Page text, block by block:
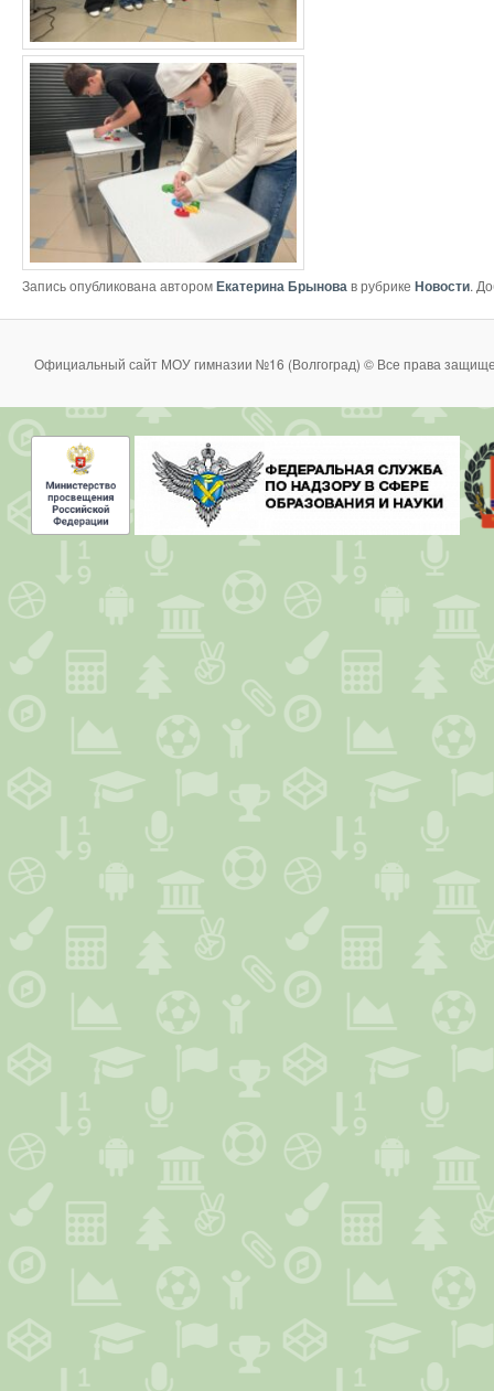
Запись опубликована авторомЕкатерина Брыновав рубрике Новости.
Официальный сайт МОУ гимназии №16 (Волгоград) © Все права